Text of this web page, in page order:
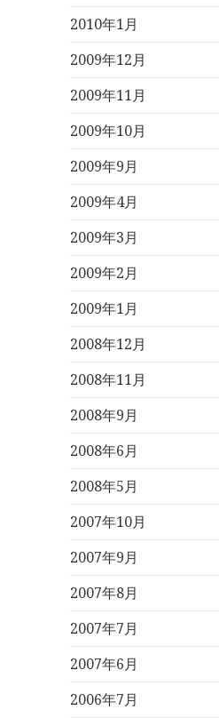
2010年1月
2009年12月
2009年11月
2009年10月
2009年9月
2009年4月
2009年3月
2009年2月
2009年1月
2008年12月
2008年11月
2008年9月
2008年6月
2008年5月
2007年10月
2007年9月
2007年8月
2007年7月
2007年6月
2006年7月